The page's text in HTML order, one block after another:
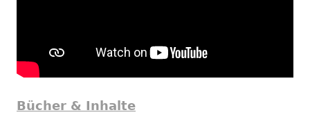
Bücher & Inhalte